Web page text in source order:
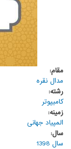
مقام:
مدال نقره
رشته:
کامیپوتر
زمینه:
المپیاد جهانی
سال:
سال 1398